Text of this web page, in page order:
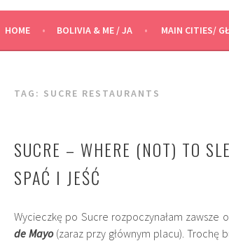
HOME BOLIVIA & ME / JA MAIN CITIES/
TAG: SUCRE RESTAURANTS
SUCRE – WHERE (NOT) TO
SPAĆ I JEŚĆ
Wycieczkę po Sucre rozpoczynałam zawsze
de Mayo (zaraz przy głównym placu). Trochę